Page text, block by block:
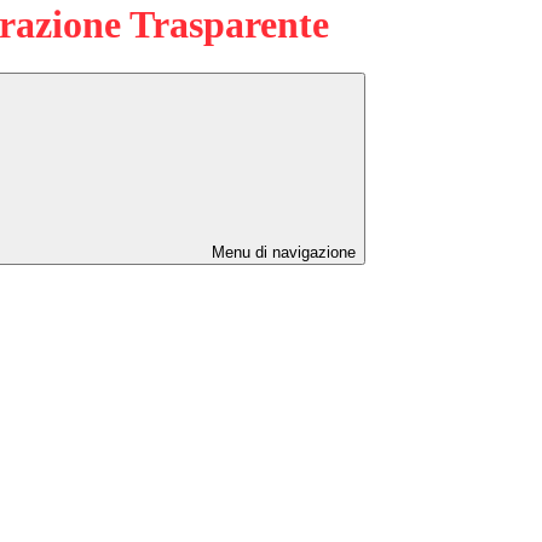
Trasparente
Menu di navigazione